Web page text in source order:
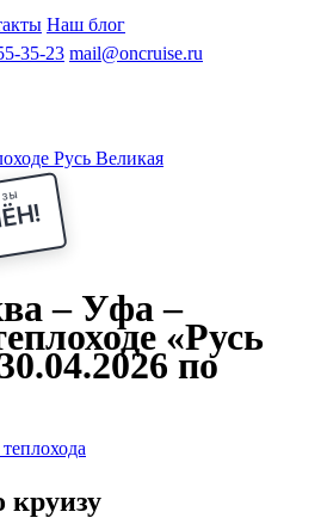
из Саратова Все города
В ПермьВ Ростов-на-Дону
По ОкеПо Енисею
революция
Иван
Наш блог
35-23 mail@oncruise.ru
Русь Великая
– Уфа –
«Русь
по